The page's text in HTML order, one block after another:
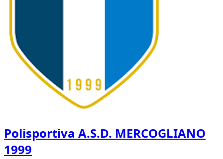
Polisportiva A.S.D. MERCOGLIANO
1999